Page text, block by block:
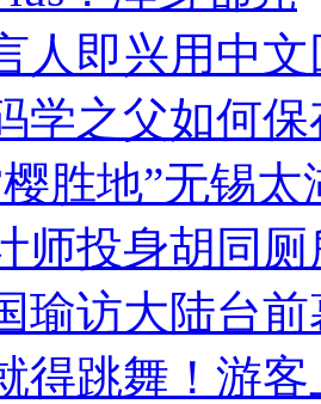
人即兴用中
学之父如何
胜地”无锡
师投身胡同
瑜访大陆台
得跳舞！游客